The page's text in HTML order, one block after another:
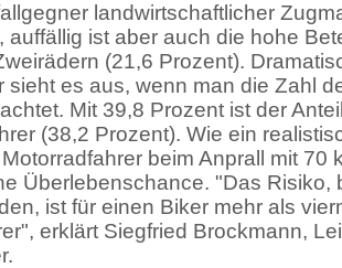
landwirtschaftlicher
auffällig ist aber auch die hohe
(21,6 Prozent).
sieht es aus, wenn man die Zahl
Mit 39,8 Prozent ist der
(38,2 Prozent). Wie ein
beim Anprall mit 70
Überlebenschance. "Das Risiko,
ist für einen Biker mehr als
erklärt Siegfried Brockmann,